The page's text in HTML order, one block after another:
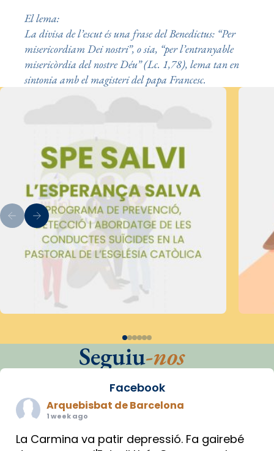
El lema:
La divisa de l’escut és una frase del Benedictus: “Per
misericordiam Dei nostri”, o sia, “per l’entranyable
misericòrdia del nostre Déu” (Lc. 1,78), lema tan en
sintonia amb el magisteri del papa Francesc.
Seguiu-nos
Facebook
Arquebisbat de Barcelona
1 week ago
La Carmina va patir depressió. Fa gairebé